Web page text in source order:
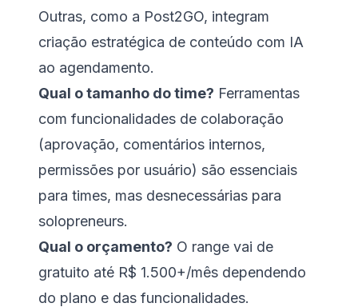
Outras, como a Post2GO, integram
criação estratégica de conteúdo com IA
ao agendamento.
Qual o tamanho do time? Ferramentas
com funcionalidades de colaboração
(aprovação, comentários internos,
permissões por usuário) são essenciais
para times, mas desnecessárias para
solopreneurs.
Qual o orçamento? O range vai de
gratuito até R$ 1.500+/mês dependendo
do plano e das funcionalidades.